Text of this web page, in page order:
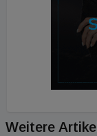
Weitere Artikel